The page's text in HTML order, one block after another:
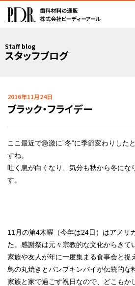
Staff blog
スタッフブログ
2016年11月24日
ブラック・フライデー
ここ最近で急激に”冬”に季節変わりした
すね。
吐く息が白くなり、気分も秋から冬にな
す。
11月の第4木曜（今年は24日）はアメリ
た。感謝祭は元々宗教的な文化からきて
家族や友人が年に一度集まる食事会と捉
鳥の丸焼きとパンプキンパイが伝統的な
家族と家で過ごす祝日なので、どこもか